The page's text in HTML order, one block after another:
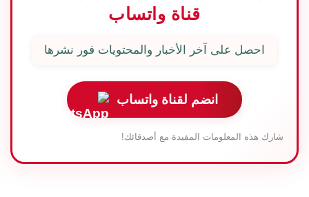
قناة واتساب
احصل على آخر الأخبار والمحتويات فور نشرها
انضم لقناة واتساب
شارك هذه المعلومات المفيدة مع أصدقائك!